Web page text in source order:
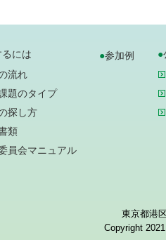
には
流れ
題のタイプ
探し方
類
員会マニュアル
参加例
東京都港
Copyright